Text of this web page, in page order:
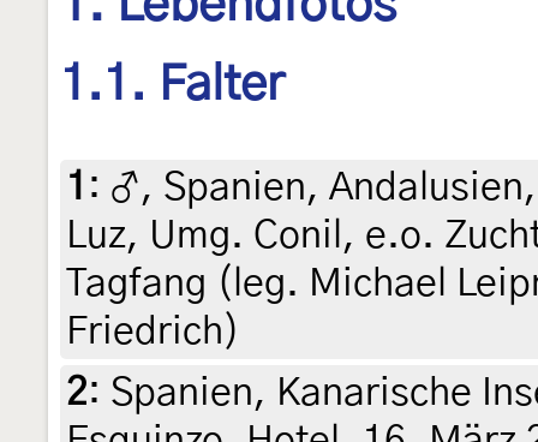
1.1. Falter
1 : ♂, Spanien,
Luz, Umg. Conil, e.o.
Tagfang (leg. Michael
Friedrich)
2: Spanien, Kanarische